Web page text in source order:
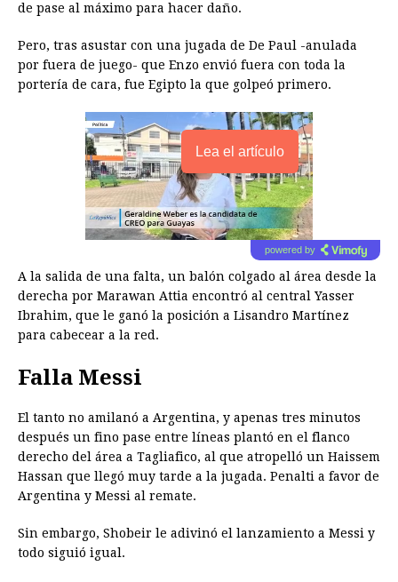
de pase al máximo para hacer daño.
Pero, tras asustar con una jugada de De Paul -anulada
por fuera de juego- que Enzo envió fuera con toda la
portería de cara, fue Egipto la que golpeó primero.
Lea el artículo
powered by
A la salida de una falta, un balón colgado al área desde la
derecha por Marawan Attia encontró al central Yasser
Ibrahim, que le ganó la posición a Lisandro Martínez
para cabecear a la red.
Falla Messi
El tanto no amilanó a Argentina, y apenas tres minutos
después un fino pase entre líneas plantó en el flanco
derecho del área a Tagliafico, al que atropelló un Haissem
Hassan que llegó muy tarde a la jugada. Penalti a favor de
Argentina y Messi al remate.
Sin embargo, Shobeir le adivinó el lanzamiento a Messi y
todo siguió igual.